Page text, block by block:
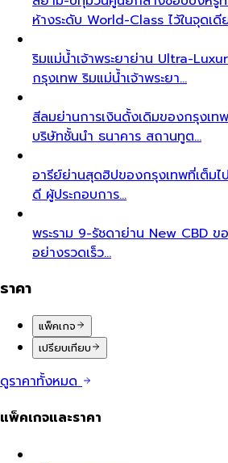
ห้างระดับ World-Class ไว้ในจุดเดี
ริมแม่น้ำเจ้าพระยาย่าน Ultra-
กรุงเทพ ริมแม่น้ำเจ้าพระยา…
สีลมย่านการเงินดั้งเดิมของกรุงเท
บริษัทชั้นนำ ธนาคาร สถานทูต…
อารีย์ย่านสุดฮิปของกรุงเทพที่เต็ม
ดี ผู้ประกอบการ…
พระราม 9-รัชดาย่าน New CBD ข
อย่างรวดเร็ว…
ราคา
แพ็คเกจ
เปรียบเทียบ
ดูราคาทั้งหมด
แพ็คเกจและราคา